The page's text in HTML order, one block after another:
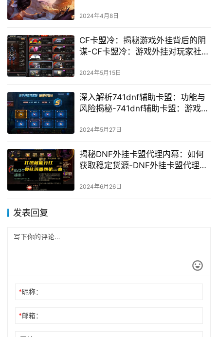
2024年4月8日
CF卡盟冷：揭秘游戏外挂背后的阴
谋-CF卡盟冷：游戏外挂对玩家社区
2024年5月15日
深入解析741dnf辅助卡盟：功能与
风险揭秘-741dnf辅助卡盟：游戏辅
2024年5月27日
揭秘DNF外挂卡盟代理内幕：如何
获取稳定货源-DNF外挂卡盟代理全
2024年6月26日
发表回复
*昵称：
*邮箱：